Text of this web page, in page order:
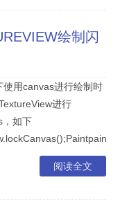
绘制闪
用canvas进行绘制时
进行
，如下
阅读全文